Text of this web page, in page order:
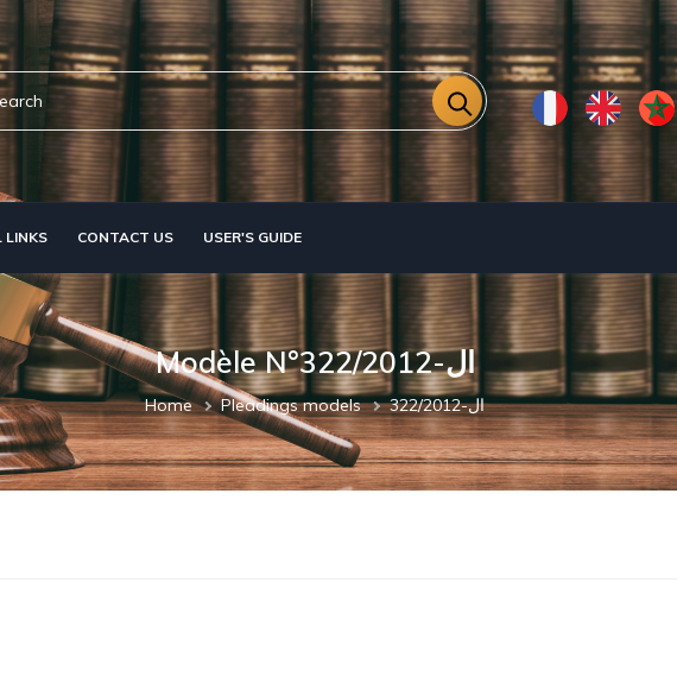
LINKS CONTACT US USER'S GUIDE
Modèle N°322/2012-ال
Breadcrumb
Home Pleadings models 322/2012-ال